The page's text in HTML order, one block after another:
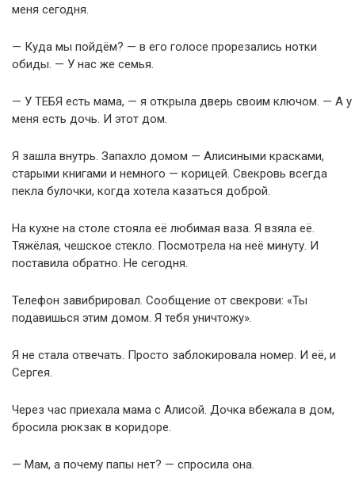
меня сегодня.
— Куда мы пойдём? — в его голосе прорезались нотки
обиды. — У нас же семья.
— У ТЕБЯ есть мама, — я открыла дверь своим ключом. — А у
меня есть дочь. И этот дом.
Я зашла внутрь. Запахло домом — Алисиными красками,
старыми книгами и немного — корицей. Свекровь всегда
пекла булочки, когда хотела казаться доброй.
На кухне на столе стояла её любимая ваза. Я взяла её.
Тяжёлая, чешское стекло. Посмотрела на неё минуту. И
поставила обратно. Не сегодня.
Телефон завибрировал. Сообщение от свекрови: «Ты
подавишься этим домом. Я тебя уничтожу».
Я не стала отвечать. Просто заблокировала номер. И её, и
Сергея.
Через час приехала мама с Алисой. Дочка вбежала в дом,
бросила рюкзак в коридоре.
— Мам, а почему папы нет? — спросила она.